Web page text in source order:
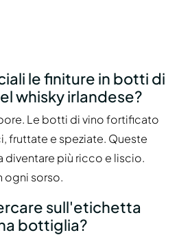
le finiture in botti di
whisky irlandese?
Le botti di vino fortificato
fruttate e speziate. Queste
diventare più ricco e liscio.
ogni sorso.
sull'etichetta
bottiglia?